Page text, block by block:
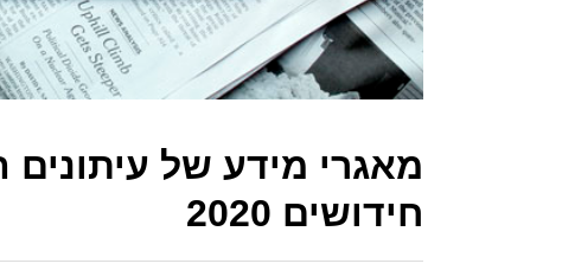
מאגרי מידע של עיתונים
חידושים 2020